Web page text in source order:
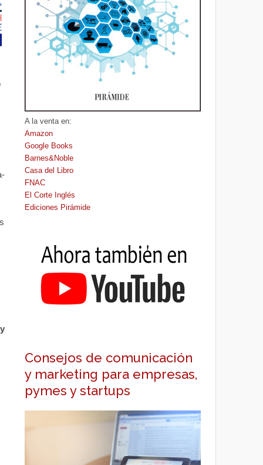
A la venta en:
Amazon
Google Books
Barnes&Noble
Casa del Libro
FNAC
El Corte Inglés
Ediciones Pirámide
Consejos de comunicación
y marketing para empresas,
pymes y startups